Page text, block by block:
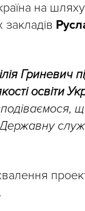
на шляху
закладів
Гриневич
освіти